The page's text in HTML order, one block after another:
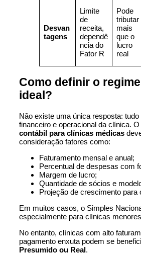
Desvan
tagens
Limite
de
receita,
dependê
ncia do
Fator R
Pode
tributar
mais
que o
lucro
real
Como definir o
ideal?
Não existe uma única resposta: tudo
financeiro e operacional da clínica. O
contábil para clínicas médicas
consideração fatores como:
Faturamento mensal e anual;
Percentual de despesas com
Margem de lucro;
Quantidade de sócios e
Projeção de crescimento para
Em muitos casos, o Simples
especialmente para clínicas
No entanto, clínicas com alto
pagamento enxuta podem se
Presumido ou Real.